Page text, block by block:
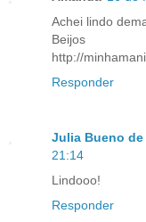
Achei lindo
Beijos
http://
Responder
Julia Bueno de
21:14
Lindooo!
Responder